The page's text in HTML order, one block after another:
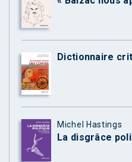
Dictionnaire
Michel Hastings
La disgrâce